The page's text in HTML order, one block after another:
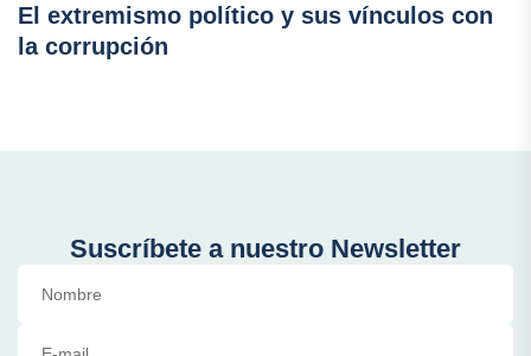
El extremismo político y sus vínculos con
la corrupción
Suscríbete a nuestro Newsletter